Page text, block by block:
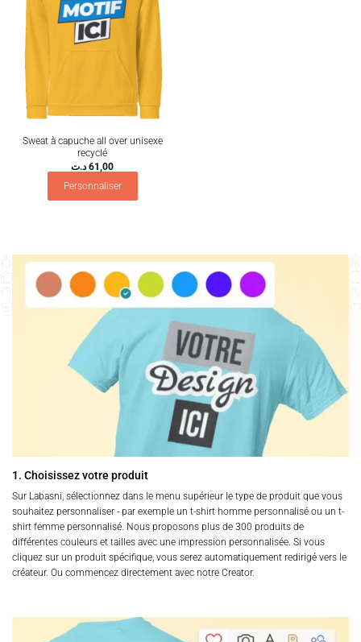
Sweat à capuche all over unisexe
recyclé
61,00 د.ت
Personnaliser
1. Choisissez votre produit
Sur Labasni, sélectionnez dans le menu supérieur le type de produit que vous
souhaitez personnaliser - par exemple un t-shirt homme personnalisé ou un t-
shirt femme personnalisé. Nous proposons plus de 300 produits de
différentes couleurs et tailles avec une impression personnalisée. Si vous
cliquez sur un produit spécifique, vous serez automatiquement redirigé vers le
créateur. Ou commencez directement avec notre Creator.